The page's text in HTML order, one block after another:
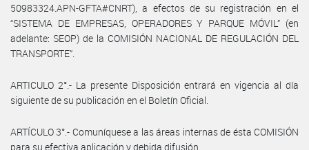
50983324.APN-GFTA#CNRT), a efectos de su registración en el
“SISTEMA DE EMPRESAS, OPERADORES Y PARQUE MÓVIL” (en
adelante: SEOP) de la COMISIÓN NACIONAL DE REGULACIÓN DEL
TRANSPORTE”.
ARTICULO 2°.- La presente Disposición entrará en vigencia al día
siguiente de su publicación en el Boletín Oficial.
ARTÍCULO 3°.- Comuníquese a las áreas internas de ésta COMISIÓN
para su efectiva aplicación y debida difusión.